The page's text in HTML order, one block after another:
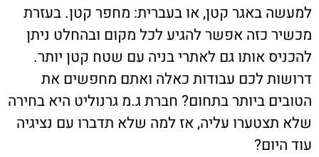
למעשה באגר קטן, או בעברית: מחפר קטן. בעזרת
מכשיר כזה אפשר להגיע לכל מקום ובהחלט ניתן
להכניס אותו גם לאתרי בניה עם שטח קטן יותר.
דרושות לכם עבודות כאלה ואתם מחפשים את
הטובים ביותר בתחום? חברת ג.מ גרנוליט היא בחירה
שלא תצטערו עליה, אז למה שלא תדברו עם נציגיה
עוד היום?